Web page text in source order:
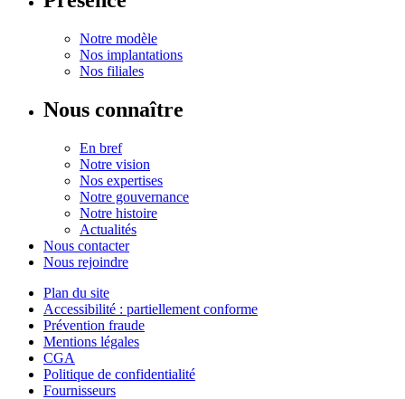
Notre modèle
Nos implantations
Nos filiales
Nous connaître
En bref
Notre vision
Nos expertises
Notre gouvernance
Notre histoire
Actualités
Nous contacter
Nous rejoindre
Plan du site
Accessibilité : partiellement conforme
Prévention fraude
Mentions légales
CGA
Politique de confidentialité
Fournisseurs